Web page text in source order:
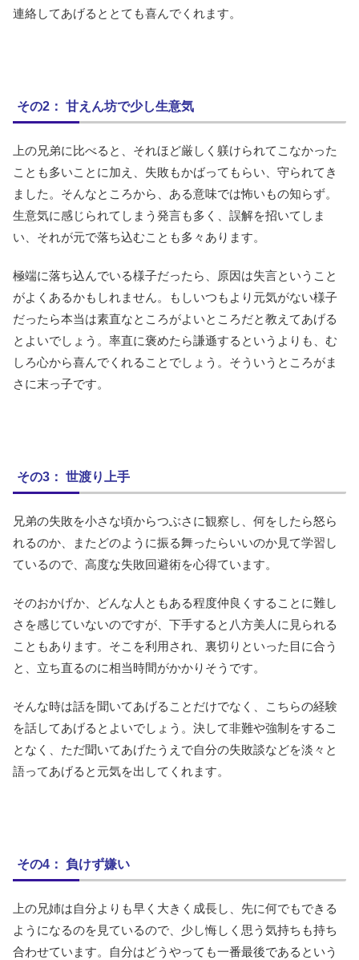
連絡してあげるととても喜んでくれます。
その2： 甘えん坊で少し生意気
上の兄弟に比べると、それほど厳しく躾けられてこなかった
ことも多いことに加え、失敗もかばってもらい、守られてき
ました。そんなところから、ある意味では怖いもの知らず。
生意気に感じられてしまう発言も多く、誤解を招いてしま
い、それが元で落ち込むことも多々あります。
極端に落ち込んでいる様子だったら、原因は失言ということ
がよくあるかもしれません。もしいつもより元気がない様子
だったら本当は素直なところがよいところだと教えてあげる
とよいでしょう。率直に褒めたら謙遜するというよりも、む
しろ心から喜んでくれることでしょう。そういうところがま
さに末っ子です。
その3： 世渡り上手
兄弟の失敗を小さな頃からつぶさに観察し、何をしたら怒ら
れるのか、またどのように振る舞ったらいいのか見て学習し
ているので、高度な失敗回避術を心得ています。
そのおかげか、どんな人ともある程度仲良くすることに難し
さを感じていないのですが、下手すると八方美人に見られる
こともあります。そこを利用され、裏切りといった目に合う
と、立ち直るのに相当時間がかかりそうです。
そんな時は話を聞いてあげることだけでなく、こちらの経験
を話してあげるとよいでしょう。決して非難や強制をするこ
となく、ただ聞いてあげたうえで自分の失敗談などを淡々と
語ってあげると元気を出してくれます。
その4： 負けず嫌い
上の兄姉は自分よりも早く大きく成長し、先に何でもできる
ようになるのを見ているので、少し悔しく思う気持ちも持ち
合わせています。自分はどうやっても一番最後であるという